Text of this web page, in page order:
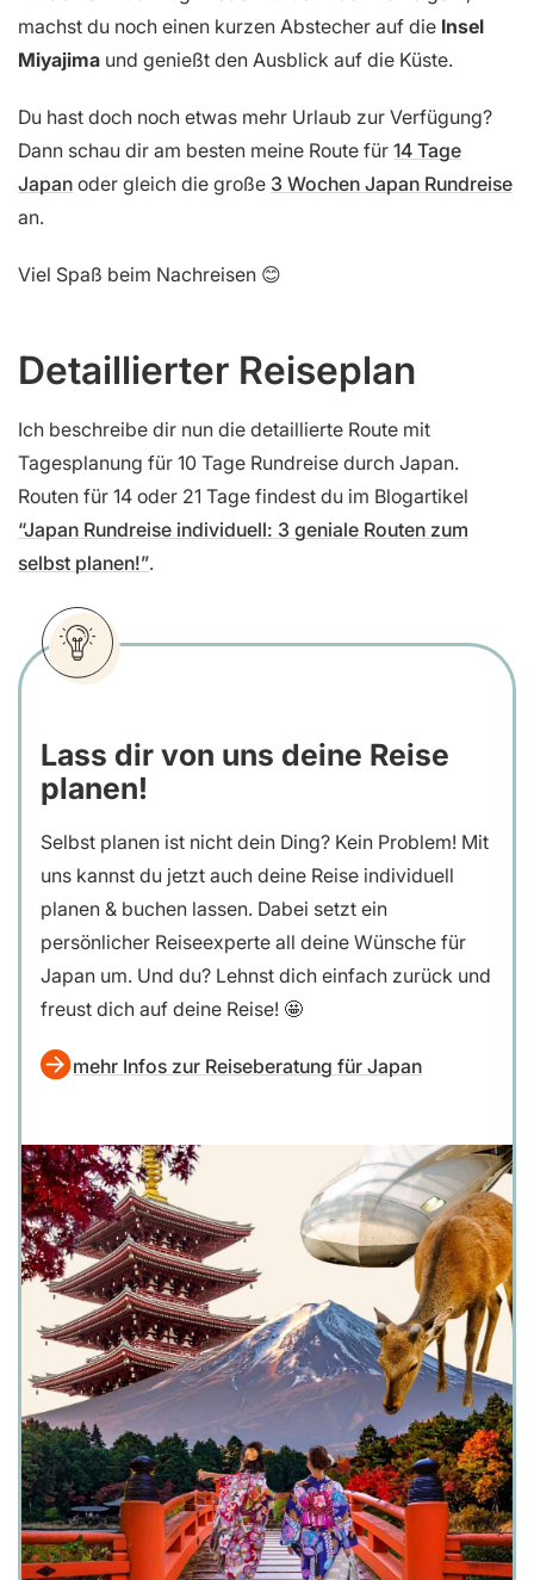
machst du noch einen kurzen Abstecher auf die Insel
Miyajima und genießt den Ausblick auf die Küste.
Du hast doch noch etwas mehr Urlaub zur Verfügung?
Dann schau dir am besten meine Route für 14 Tage
Japan oder gleich die große 3 Wochen Japan Rundreise
an.
Viel Spaß beim Nachreisen 😊
Detaillierter Reiseplan
Ich beschreibe dir nun die detaillierte Route mit
Tagesplanung für 10 Tage Rundreise durch Japan.
Routen für 14 oder 21 Tage findest du im Blogartikel
“Japan Rundreise individuell: 3 geniale Routen zum
selbst planen!”.
Lass dir von uns deine Reise
planen!
Selbst planen ist nicht dein Ding? Kein Problem! Mit
uns kannst du jetzt auch deine Reise individuell
planen & buchen lassen. Dabei setzt ein
persönlicher Reiseexperte all deine Wünsche für
Japan um. Und du? Lehnst dich einfach zurück und
freust dich auf deine Reise! 🤩
mehr Infos zur Reiseberatung für Japan